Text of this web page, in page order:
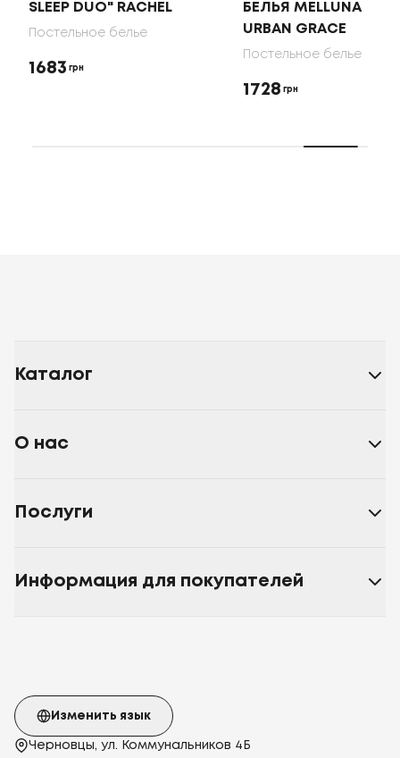
DUO" RACHEL
белье
грн
БЕЛЬЯ MELLUNA
URBAN GRACE
Постельное белье
1728 грн
Каталог
О нас
Послуги
Информация для покупателей
Черновцы, ул. Коммунальников 4Б
Изменить язык